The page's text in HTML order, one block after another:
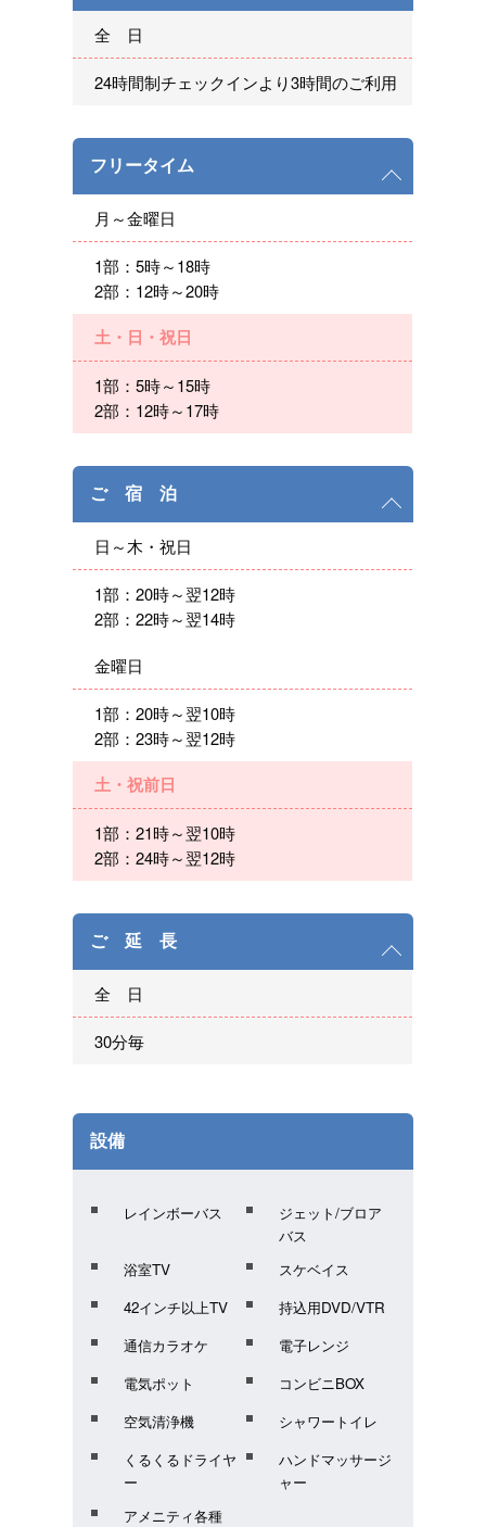
全 日
24時間制チェックインより3時間のご利用
フリータイム
月～金曜日
1部：5時～18時
2部：12時～20時
土・日・祝日
1部：5時～15時
2部：12時～17時
ご 宿 泊
日～木・祝日
1部：20時～翌12時
2部：22時～翌14時
金曜日
1部：20時～翌10時
2部：23時～翌12時
土・祝前日
1部：21時～翌10時
2部：24時～翌12時
ご 延 長
全 日
30分毎
設備
レインボーバス
ジェット/ブロア
バス
浴室TV
スケベイス
42インチ以上TV
持込用DVD/VTR
通信カラオケ
電子レンジ
電気ポット
コンビニBOX
空気清浄機
シャワートイレ
くるくるドライヤ
ー
ハンドマッサージ
ャー
アメニティ各種